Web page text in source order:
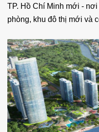
TP. Hồ Chí Minh mới -
phòng, khu đô thị mới và